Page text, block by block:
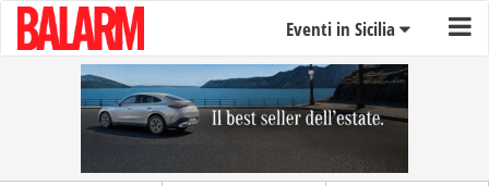
Eventi in Sicilia